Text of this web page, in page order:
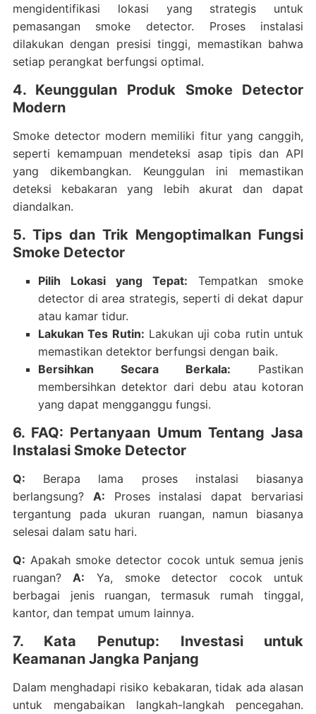
mengidentifikasi lokasi yang strategis untuk
pemasangan smoke detector. Proses instalasi
dilakukan dengan presisi tinggi, memastikan bahwa
setiap perangkat berfungsi optimal.
4. Keunggulan Produk Smoke Detector
Modern
Smoke detector modern memiliki fitur yang canggih,
seperti kemampuan mendeteksi asap tipis dan API
yang dikembangkan. Keunggulan ini memastikan
deteksi kebakaran yang lebih akurat dan dapat
diandalkan.
5. Tips dan Trik Mengoptimalkan Fungsi
Smoke Detector
Pilih Lokasi yang Tepat: Tempatkan smoke
detector di area strategis, seperti di dekat dapur
atau kamar tidur.
Lakukan Tes Rutin: Lakukan uji coba rutin untuk
memastikan detektor berfungsi dengan baik.
Bersihkan Secara Berkala: Pastikan
membersihkan detektor dari debu atau kotoran
yang dapat mengganggu fungsi.
6. FAQ: Pertanyaan Umum Tentang Jasa
Instalasi Smoke Detector
Q: Berapa lama proses instalasi biasanya
berlangsung? A: Proses instalasi dapat bervariasi
tergantung pada ukuran ruangan, namun biasanya
selesai dalam satu hari.
Q: Apakah smoke detector cocok untuk semua jenis
ruangan?A: Ya, smoke detector cocok untuk
berbagai jenis ruangan, termasuk rumah tinggal,
kantor, dan tempat umum lainnya.
7. Kata Penutup: Investasi untuk
Keamanan Jangka Panjang
Dalam menghadapi risiko kebakaran, tidak ada alasan
untuk mengabaikan langkah-langkah pencegahan.